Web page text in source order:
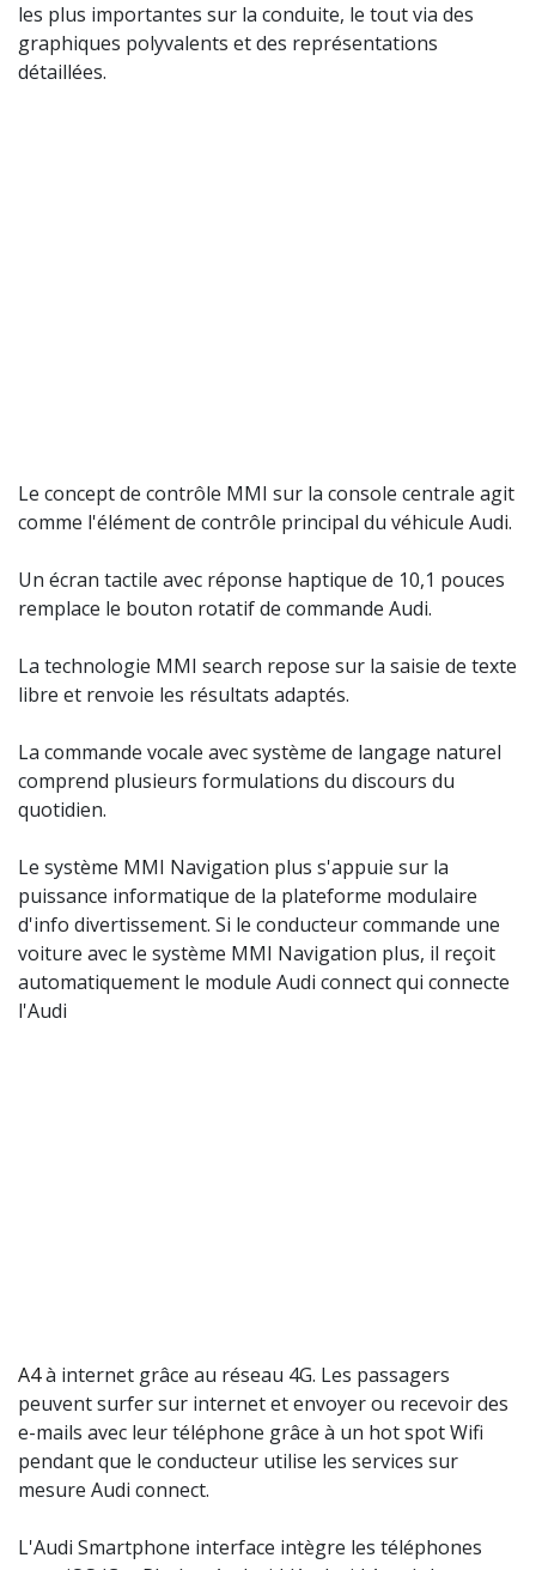
les plus importantes sur la conduite, le tout via des
graphiques polyvalents et des représentations
détaillées.
Le concept de contrôle MMI sur la console centrale agit
comme l'élément de contrôle principal du véhicule Audi.
Un écran tactile avec réponse haptique de 10,1 pouces
remplace le bouton rotatif de commande Audi.
La technologie MMI search repose sur la saisie de texte
libre et renvoie les résultats adaptés.
La commande vocale avec système de langage naturel
comprend plusieurs formulations du discours du
quotidien.
Le système MMI Navigation plus s'appuie sur la
puissance informatique de la plateforme modulaire
d'info divertissement. Si le conducteur commande une
voiture avec le système MMI Navigation plus, il reçoit
automatiquement le module Audi connect qui connecte
l'Audi
A4à internet grâce au réseau 4G. Les passagers
peuvent surfer sur internet et envoyer ou recevoir des
e-mails avec leur téléphone grâce à un hot spot Wifi
pendant que le conducteur utilise les services sur
mesure Audi connect.
L'Audi Smartphone interface intègre les téléphones